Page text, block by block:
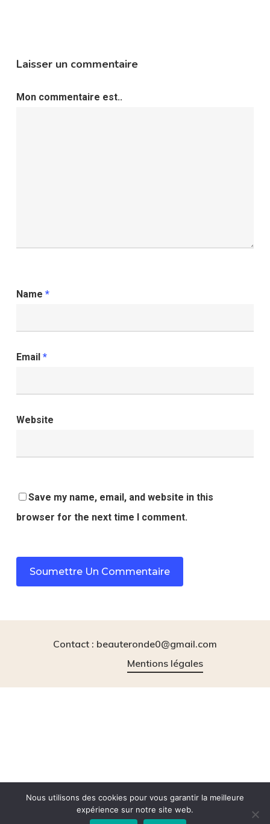
Laisser un commentaire
Mon commentaire est..
Name *
Email *
Website
Save my name, email, and website in this
browser for the next time I comment.
Contact : beauteronde0@gmail.com
Mentions légales
instagram tiktok
Nous utilisons des cookies pour vous garantir la meilleure
expérience sur notre site web.